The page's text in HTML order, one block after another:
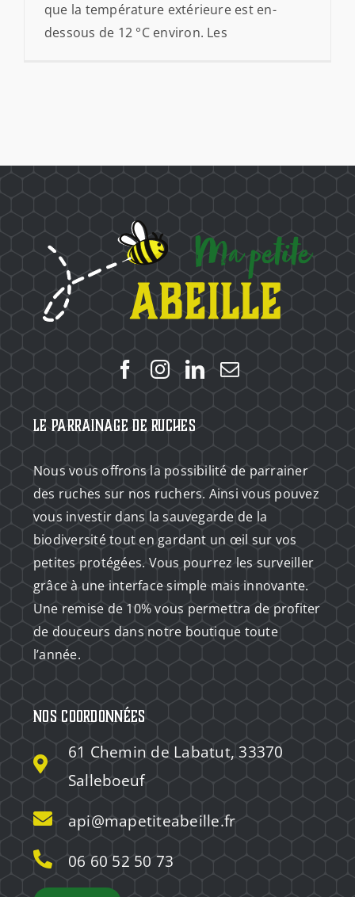
que la température extérieure est en-
dessous de 12 °C environ. Les
Le Parrainage de Ruches
Nous vous offrons la possibilité de parrainer
des ruches sur nos ruchers. Ainsi vous pouvez
vous investir dans la sauvegarde de la
biodiversité tout en gardant un œil sur vos
petites protégées. Vous pourrez les surveiller
grâce à une interface simple mais innovante.
Une remise de 10% vous permettra de profiter
de douceurs dans notre boutique toute
l’année.
Nos coordonnées
61 Chemin de Labatut, 33370
Salleboeuf
api@mapetiteabeille.fr
06 60 52 50 73